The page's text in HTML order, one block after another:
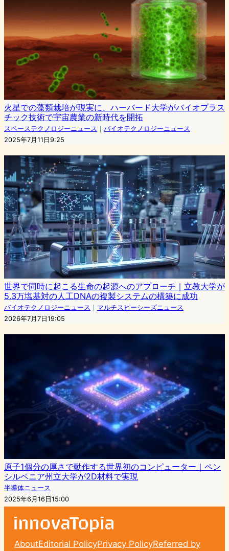
火星での藻類栽培が現実に、ハーバード大学がバイオプラス
チック技術で宇宙農業の新時代を開拓
スペーステクノロジーニュース ｜ バイオテクノロジーニュース
2025年7月11日9:25
世界で同時に起こる生命の起源へのアプローチ｜立教大学が
5.3万塩基対の人工DNAの複製システムの構築に成功
バイオテクノロジーニュース ｜ マルチスピーシーズニュース
2026年7月7日19:05
原子1個分の厚さで動作する世界初のコンピューター｜ペン
シルベニア州立大学が2D材料で実現
半導体ニュース
2025年6月16日15:00
AboutEditorial PolicyPrivacy PolicyReferred by